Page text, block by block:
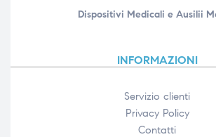
Dispositivi Medicali e Ausilii
INFORMAZIONI
Servizio clienti
Privacy Policy
Contatti